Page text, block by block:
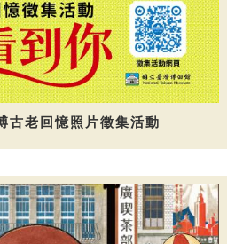
古老回憶照片徵集活動